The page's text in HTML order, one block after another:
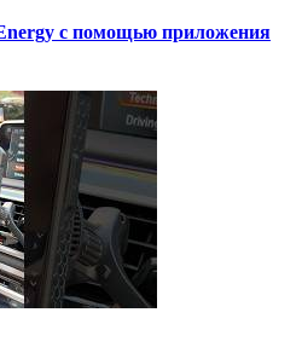
с помощью приложения